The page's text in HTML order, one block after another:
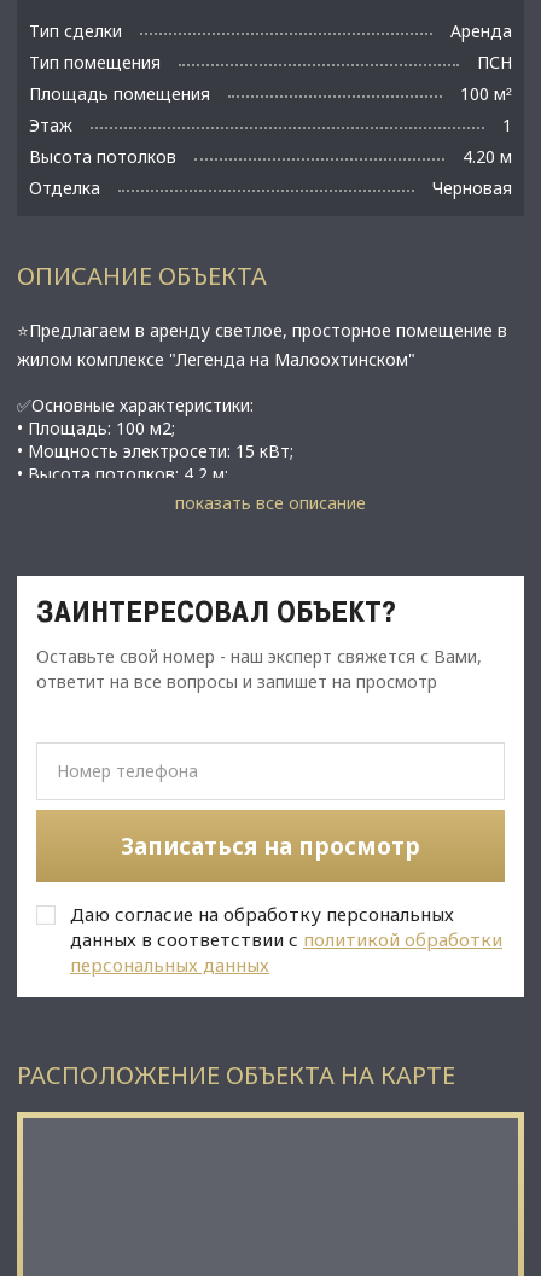
Тип сделки
Аренда
Тип помещения
ПСН
Площадь помещения
100 м²
Этаж
1
Высота потолков
4.20 м
Отделка
Черновая
ОПИСАНИЕ ОБЪЕКТА
⭐Предлагаем в аренду светлое, просторное помещение в
жилом комплексе "Легенда на Малоохтинском"
✅Основные характеристики:
• Площадь: 100 м2;
• Мощность электросети: 15 кВт;
• Высота потолков: 4,2 м;
• Арендная ставка - 245 000 руб./мес.;
• Срок договора - длительный (от 11 мес.);
• Каникулы на ремонт;
• Вывеска, места под рекламу;
• Помещение в хорошем состоянии;
канализация, теплоснабжение;
С Уважением, Артур Гаджимурадов.
Недвижимость Северо-Запада.
показать все описание
ЗАИНТЕРЕСОВАЛ ОБЪЕКТ?
Оставьте свой номер - наш эксперт свяжется с Вами,
ответит на все вопросы и запишет на просмотр
Записаться на просмотр
Даю согласие на обработку персональных
данных в соответствии с политикой обработки
персональных данных
РАСПОЛОЖЕНИЕ ОБЪЕКТА НА КАРТЕ